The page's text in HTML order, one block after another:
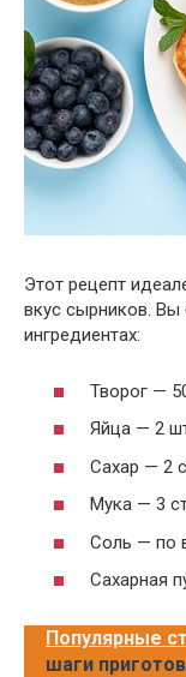
Этот рецепт
вкус сырников. Вы
ингредиентах:
Творог —
Яйца — 2
Сахар — 2
Мука — 3
Соль — по
Сахарная
Популярные
шаги